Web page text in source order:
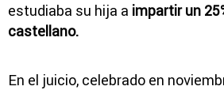
estudiaba su hija a impartir un
castellano.
En el juicio, celebrado en